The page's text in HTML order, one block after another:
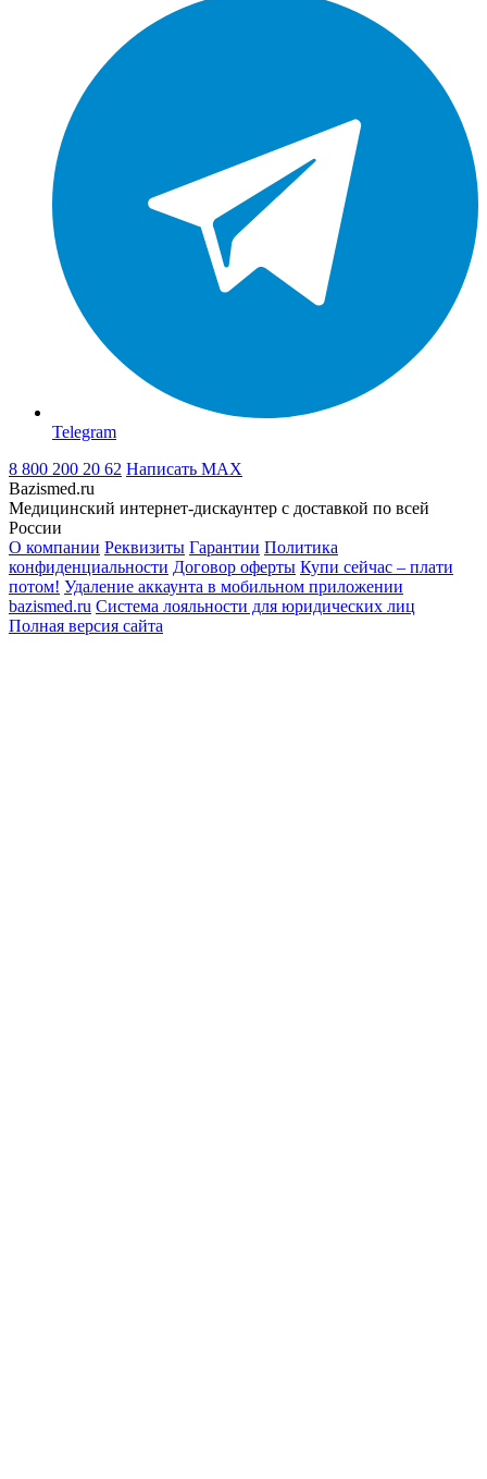
Telegram
8 800 200 20 62 Написать MAX
Bazismed.ru
Медицинский интернет-дискаунтер с доставкой по всей
России
О компании Реквизиты Гарантии Политика
конфиденциальности Договор оферты Купи сейчас – плати
потом! Удаление аккаунта в мобильном приложении
bazismed.ru Система лояльности для юридических лиц
Полная версия сайта